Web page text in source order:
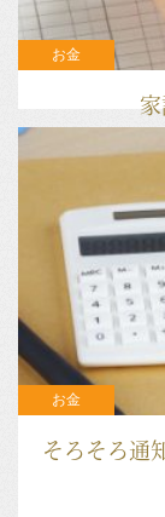
お金
2020.04.22
そろそろ通
お金